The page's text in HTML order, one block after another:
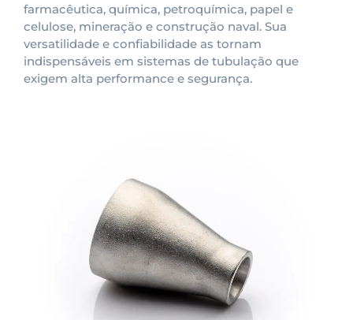
farmacêutica, química, petroquímica, papel e
celulose, mineração e construção naval. Sua
versatilidade e confiabilidade as tornam
indispensáveis em sistemas de tubulação que
exigem alta performance e segurança.